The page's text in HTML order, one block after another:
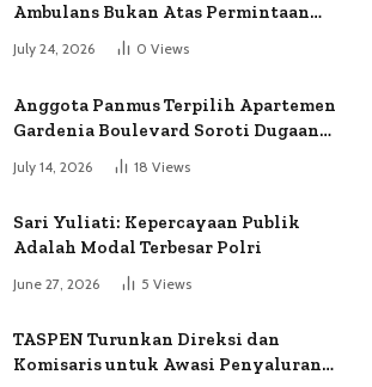
Ambulans Bukan Atas Permintaan
July 24, 2026 0 Views
Anggota Panmus Terpilih Apartemen
Gardenia Boulevard Soroti Dugaan
Kejanggalan Voting
July 14, 2026 18 Views
Sari Yuliati: Kepercayaan Publik
Adalah Modal Terbesar Polri
June 27, 2026 5 Views
TASPEN Turunkan Direksi dan
Komisaris untuk Awasi Penyaluran